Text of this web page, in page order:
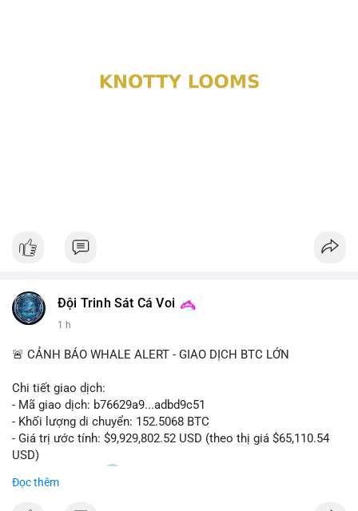
Đội Trinh Sát Cá Voi
1 h
🚨 CẢNH BÁO WHALE ALERT - GIAO DỊCH BTC LỚN
Chi tiết giao dịch:
- Mã giao dịch: b76629a9...adbd9c51
- Khối lượng di chuyển: 152.5068 BTC
- Giá trị ước tính: $9,929,802.52 USD (theo thị giá $65,110.54
USD)
- Thời gian: 17:20
Nhận định phân tích hành vi của Cá voi dựa trên giao dịch này:
Đọc thêm